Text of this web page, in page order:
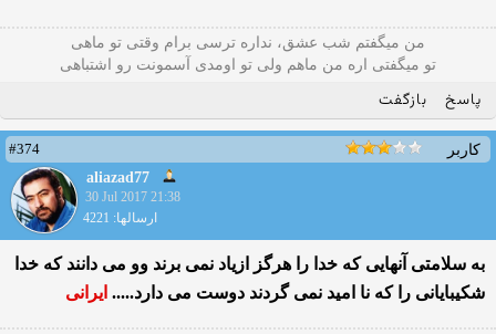
من میگفتم شب عشق، نداره ترسی برام وقتی تو ماهی
تو میگفتی اره من ماهم ولی تو اومدی آسمونت رو اشتباهی
پاسخ بازگفت
کاربر
#374
aliazad77
30 Jul 2017 21:38
ارسالها: 4221
به سلامتی آنهایی که خدا را هرگز ازیاد نمی برند وو می دانند که خدا
شکیبایانی را که نا امید نمی گردند دوست می دارد..... ایرانی